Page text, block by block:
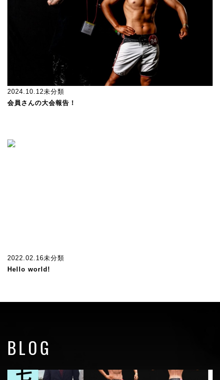
2024.10.12未分類
会員さんの大会報告！
2022.02.16未分類
Hello world!
BLOG